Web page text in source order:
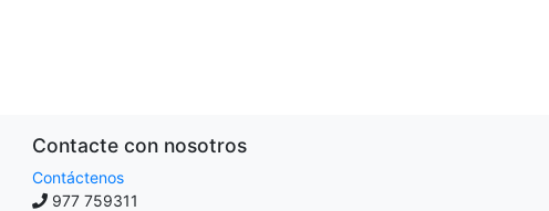
Contacte con nosotros
Contáctenos
977 759311